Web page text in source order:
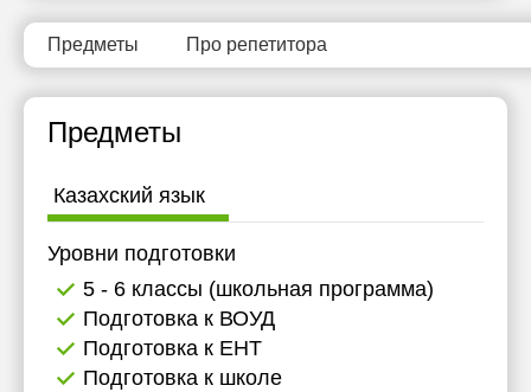
Предметы Про репетитора
Предметы
Казахский язык
Уровни подготовки
5 - 6 классы (школьная программа)
Подготовка к ВОУД
Подготовка к ЕНТ
Подготовка к школе